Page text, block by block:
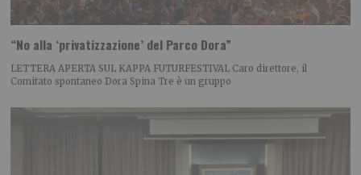
“No alla ‘privatizzazione’ del Parco Dora”
LETTERA APERTA SUL KAPPA FUTURFESTIVAL Caro direttore, il
Comitato spontaneo Dora Spina Tre è un gruppo